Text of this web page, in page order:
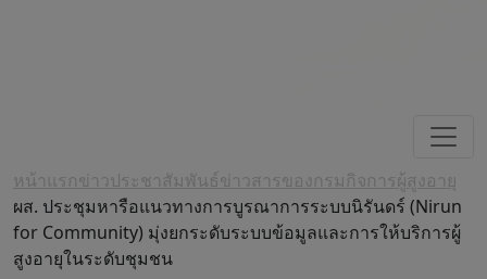
หน้าแรกข่าวประชาสัมพันธ์ข่าวสารของกรมกิจการผู้สูงอายุ
ผส. ประชุมหารือแนวทางการบูรณาการระบบนิรันดร์ (Nirun
for Community) มุ่งยกระดับระบบข้อมูลและการให้บริการผู้
สูงอายุในระดับชุมชน